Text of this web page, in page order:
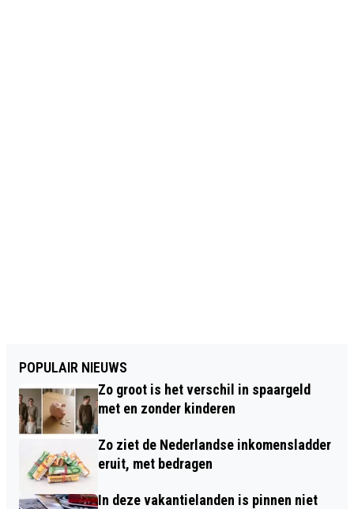
POPULAIR NIEUWS
Zo groot is het verschil in spaargeld
met en zonder kinderen
Zo ziet de Nederlandse inkomensladder
eruit, met bedragen
In deze vakantielanden is pinnen niet